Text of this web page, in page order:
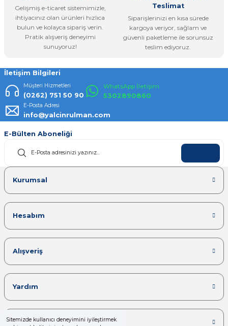
Sitemizde kullanıcı deneyimini iyileştirmek
Gönder
Gelişmiş e-ticaret sistemimizle,
ihtiyacınız olan ürünleri hızlıca
bulun ve kolayca sipariş verin.
Pratik alışveriş deneyimi
sunuyoruz!
Teslimat
Siparişlerinizi en kısa sürede
kargoya veriyor, sağlam ve
güvenli paketleme ile sorunsuz
teslim ediyoruz.
İletişim Bilgileri
Müşteri Hizmetleri
(0262) 751 50 90
WhatsApp İletişim
5302890860
E-Posta Adresi
info@yalcinrulman.com
E-Bülten Aboneliği
Kurumsal
Hesabım
Alışveriş
Yardım
Kategoriler